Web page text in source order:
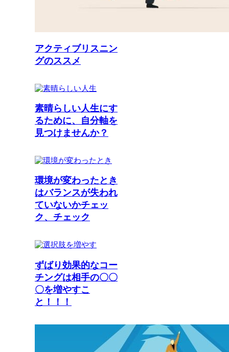
アクティブリスニン
グのススメ
素晴らしい人生にす
るために、自分軸を
見つけませんか？
環境が変わったとき
はバランスが失われ
ていないかチェッ
ク、チェック
ずばり効果的なコー
チングは相手の〇〇
〇を増やすこ
と！！！